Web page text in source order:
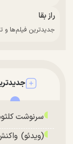
راز بقا
جدیدترین فیلم‌ها و
سرنوشت
(ویدئو)